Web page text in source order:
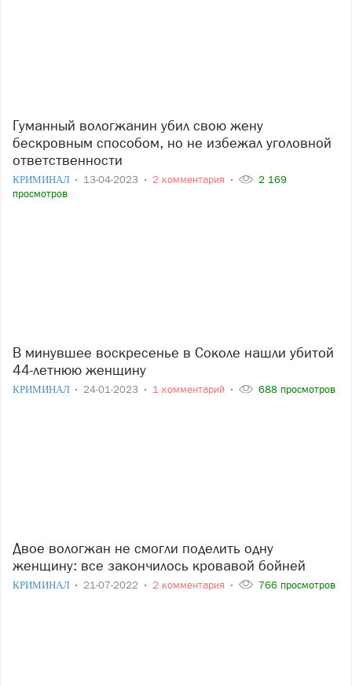
Гуманный вологжанин убил свою жену
бескровным способом, но не избежал уголовной
ответственности
КРИМИНАЛ 13-04-2023 2 комментария
2 169
просмотров
В минувшее воскресенье в Соколе нашли убитой
44-летнюю женщину
КРИМИНАЛ 24-01-2023 1 комментарий 688 просмотров
Двое вологжан не смогли поделить одну
женщину: все закончилось кровавой бойней
КРИМИНАЛ 21-07-2022 2 комментария 766 просмотров